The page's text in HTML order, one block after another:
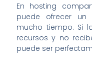
En hosting
puede ofrecer un
mucho tiempo. Si
recursos y no
puede ser